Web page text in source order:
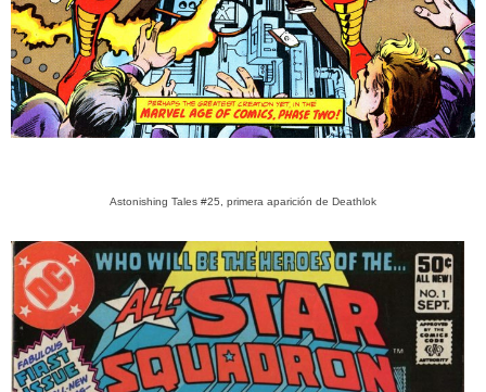
Astonishing Tales #25, primera aparición de Deathlok